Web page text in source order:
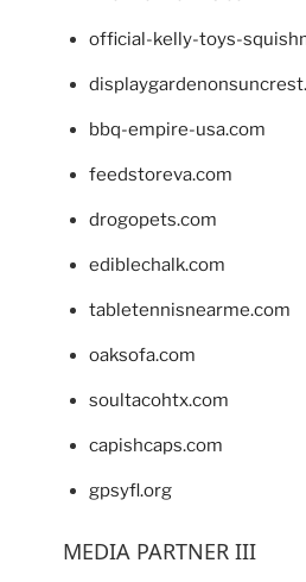
official-kelly-toys-
bbq-empire-usa.com
feedstoreva.com
drogopets.com
ediblechalk.com
tabletennisnearme.com
oaksofa.com
soultacohtx.com
capishcaps.com
gpsyfl.org
MEDIA PARTNER III